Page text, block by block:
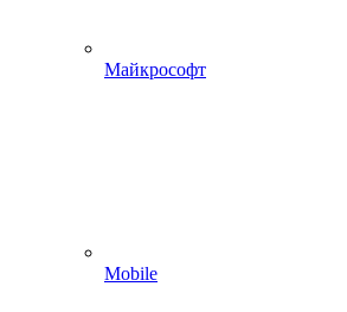
Майкрософт
Mobile